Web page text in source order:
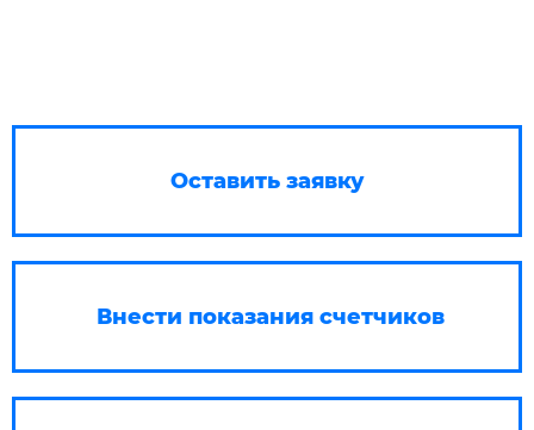
Оставить заявку
Внести показания счетчиков